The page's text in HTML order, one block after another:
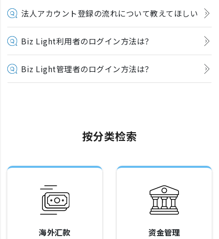
法人アカウント登録の流れについて教えてほしい
Biz Light利用者のログイン方法は？
Biz Light管理者のログイン方法は？
按分类检索
海外汇款 资金管理